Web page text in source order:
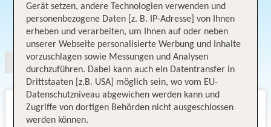
Angebotsauswahl
Gerät setzen, andere Technologien verwenden und
personenbezogene Daten [z. B. IP-Adresse] von Ihnen
erheben und verarbeiten, um Ihnen auf oder neben
unserer Webseite personalisierte Werbung und Inhalte
vorzuschlagen sowie Messungen und Analysen
durchzuführen. Dabei kann auch ein Datentransfer in
Drittstaaten [z.B. USA] möglich sein, wo vom EU-
Datenschutzniveau abgewichen werden kann und
Zugriffe von dortigen Behörden nicht ausgeschlossen
werden können.